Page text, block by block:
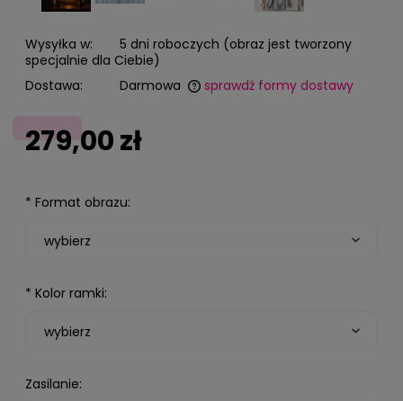
Wysyłka w:
5 dni roboczych (obraz jest tworzony
specjalnie dla Ciebie)
Dostawa:
Darmowa sprawdź formy dostawy
279,00 zł
* Format obrazu:
* Kolor ramki:
Zasilanie: